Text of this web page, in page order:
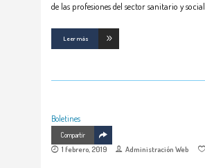
de las profesiones del sector sanitario y social.
Leer más
Boletines
Compartir
1 febrero, 2019 Administración Web